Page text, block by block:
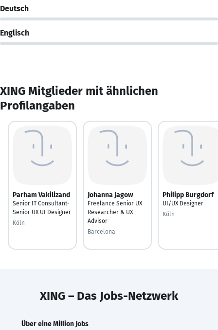
Deutsch
Englisch
XING Mitglieder mit ähnlichen
Profilangaben
Parham Vakilizand
Senior IT Consultant-
Senior UX UI Designer
Köln
Johanna Jagow
Freelance Senior UX
Researcher & UX
Advisor
Barcelona
Philipp Burgdorf
UI/UX Designer
Köln
XING – Das Jobs-Netzwerk
Über eine Million Jobs